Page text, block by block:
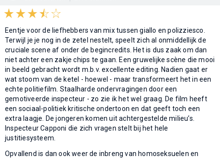
Eentje voor de liefhebbers van mix tussen giallo en polizziesco.
Terwijl je je nog in de zetel nestelt, speelt zich al onmiddellijk de
cruciale scene af onder de begincredits. Het is dus zaak om dan
niet achter een zakje chips te gaan. Een gruwelijke scène die mooi
in beeld gebracht wordt m.b.v. excellente editing. Nadien gaat er
wat stoom van de ketel - hoewel - maar transformeert het in een
echte politiefilm. Staalharde ondervragingen door een
gemotiveerde inspecteur - zo zie ik het wel graag. De film heeft
een sociaal-politiek kritische ondertoon en dat geeft toch een
extra laagje. De jongeren komen uit achtergestelde milieu’s.
Inspecteur Capponi die zich vragen stelt bij het hele
justitiesysteem.
Opvallend is dan ook weer de inbreng van homoseksuelen en